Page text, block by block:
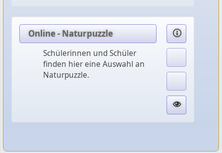
Online - Naturpuzzle
Schülerinnen und Schüler
finden hier eine Auswahl an
Naturpuzzle.